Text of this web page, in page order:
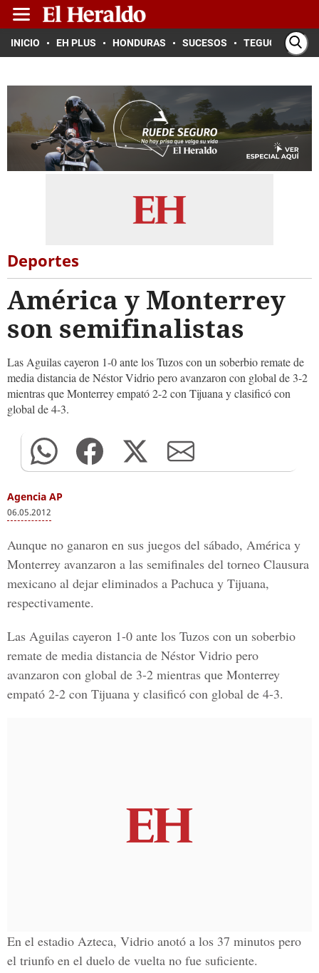
INICIO EH PLUS HONDURAS SUCESOS TEGUCIGALPA
Deportes
América y Monterrey
son semifinalistas
Las Aguilas cayeron 1-0 ante los Tuzos con un soberbio remate de
media distancia de Néstor Vidrio pero avanzaron con global de 3-2
mientras que Monterrey empató 2-2 con Tijuana y clasificó con
global de 4-3.
Agencia AP
06.05.2012
Aunque no ganaron en sus juegos del sábado, América y
Monterrey avanzaron a las semifinales del torneo Clausura
mexicano al dejar eliminados a Pachuca y Tijuana,
respectivamente.
Las Aguilas cayeron 1-0 ante los Tuzos con un soberbio
remate de media distancia de Néstor Vidrio pero
avanzaron con global de 3-2 mientras que Monterrey
empató 2-2 con Tijuana y clasificó con global de 4-3.
En el estadio Azteca, Vidrio anotó a los 37 minutos pero
el triunfo en el duelo de vuelta no fue suficiente.